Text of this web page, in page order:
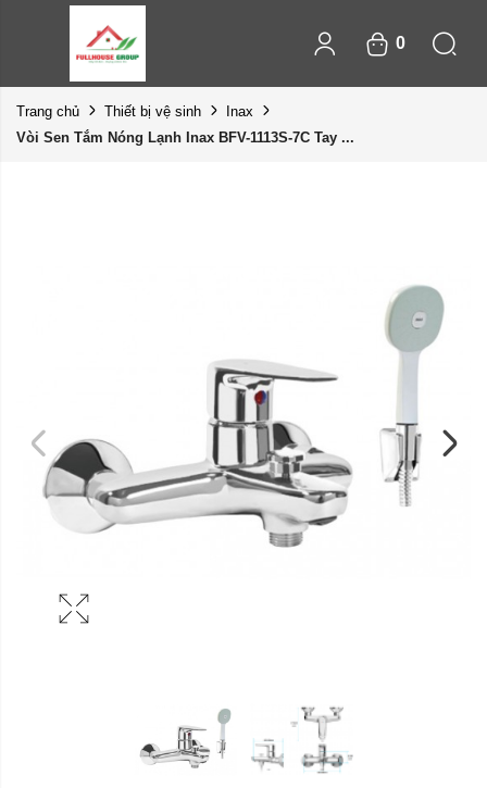
0
Trang chủ Thiết bị vệ sinh
Inax
Vòi Sen Tắm Nóng Lạnh Inax BFV-1113S-7C Tay ...